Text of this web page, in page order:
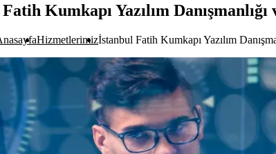
Kumkapı Yazılım
Hizmetlerimizİstanbul Fatih Kumkapı Yazılım